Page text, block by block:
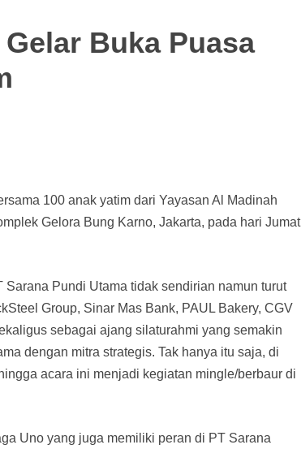
Buka Puasa
100 anak yatim dari Yayasan Al Madinah
Gelora Bung Karno, Jakarta, pada hari Jumat
Pundi Utama tidak sendirian namun turut
Group, Sinar Mas Bank, PAUL Bakery, CGV
sebagai ajang silaturahmi yang semakin
dengan mitra strategis. Tak hanya itu saja, di
acara ini menjadi kegiatan mingle/berbaur di
Uno yang juga memiliki peran di PT Sarana